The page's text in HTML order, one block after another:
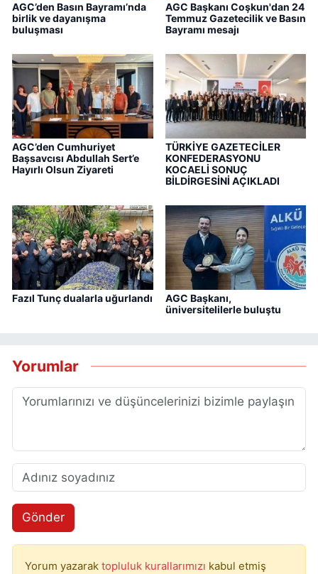
AGC’den Basın Bayramı’nda
birlik ve dayanışma
buluşması
AGC Başkanı Coşkun'dan 24
Temmuz Gazetecilik ve Basın
Bayramı mesajı
AGC’den Cumhuriyet
Başsavcısı Abdullah Sert’e
Hayırlı Olsun Ziyareti
TÜRKİYE GAZETECİLER
KONFEDERASYONU
KOCAELİ SONUÇ
BİLDİRGESİNİ AÇIKLADI
Fazıl Tunç dualarla uğurlandı
AGC Başkanı,
üniversitelilerle buluştu
Yorumlar
Gönder
Yorum yazarak topluluk kurallarımızı kabul etmiş